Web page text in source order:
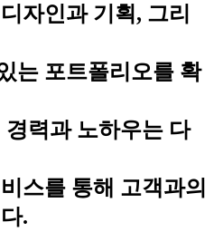
자인과 기획, 그리
는 포트폴리오를 확
력과 노하우는 다
스를 통해 고객과의
.